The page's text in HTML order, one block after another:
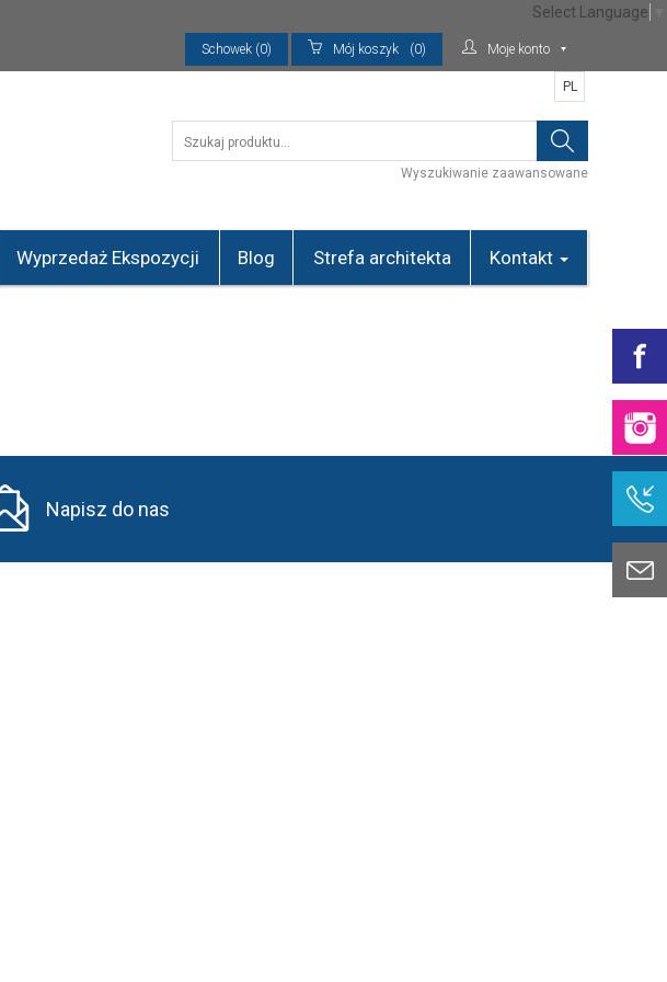
Schowek (0) Mój koszyk (0) Moje konto
Wyszukiwanie zaawansowane
PL
Wyprzedaż Ekspozycji Blog Strefa architekta Kontakt
Napisz do nas
Select Language